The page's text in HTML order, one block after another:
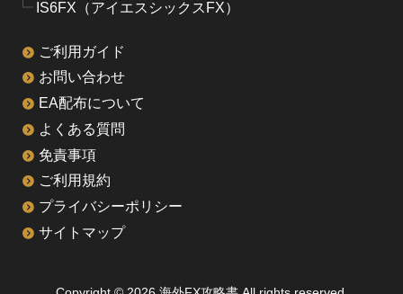
IS6FX（アイエスシックスFX）
ご利用ガイド
お問い合わせ
EA配布について
よくある質問
免責事項
ご利用規約
プライバシーポリシー
サイトマップ